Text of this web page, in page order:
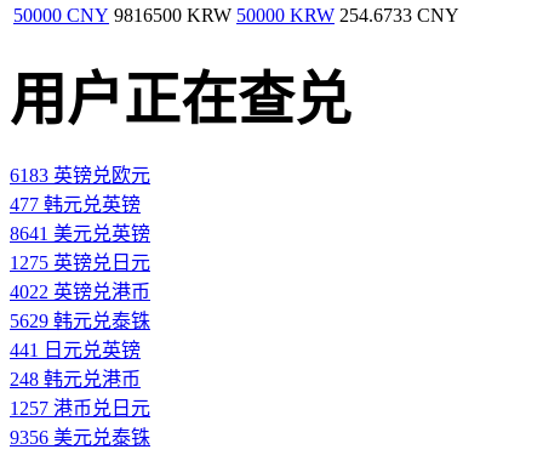
50000 CNY 9816500 KRW 50000 KRW 254.6733 CNY
用户正在查兑
6183 英镑兑欧元
477 韩元兑英镑
8641 美元兑英镑
1275 英镑兑日元
4022 英镑兑港币
5629 韩元兑泰铢
441 日元兑英镑
248 韩元兑港币
1257 港币兑日元
9356 美元兑泰铢